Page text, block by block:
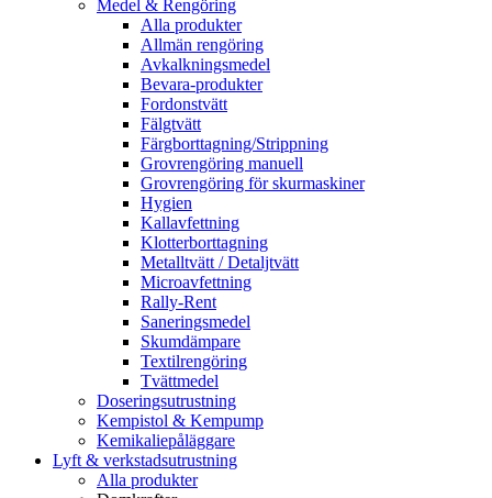
Medel & Rengöring
Alla produkter
Allmän rengöring
Avkalkningsmedel
Bevara-produkter
Fordonstvätt
Fälgtvätt
Färgborttagning/Strippning
Grovrengöring manuell
Grovrengöring för skurmaskiner
Hygien
Kallavfettning
Klotterborttagning
Metalltvätt / Detaljtvätt
Microavfettning
Rally-Rent
Saneringsmedel
Skumdämpare
Textilrengöring
Tvättmedel
Doseringsutrustning
Kempistol & Kempump
Kemikaliepåläggare
Lyft & verkstadsutrustning
Alla produkter